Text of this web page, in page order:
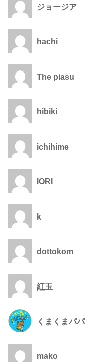
ジョージア
hachi
The piasu
hibiki
ichihime
IORI
k
dottokom
紅玉
くまくまパパ
mako